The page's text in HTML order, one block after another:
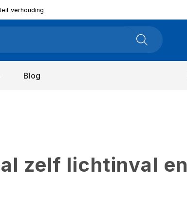
verhouding
Blog
zelf lichtinval en